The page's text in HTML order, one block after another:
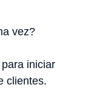
vez?⠀
iniciar
clientes. ⠀